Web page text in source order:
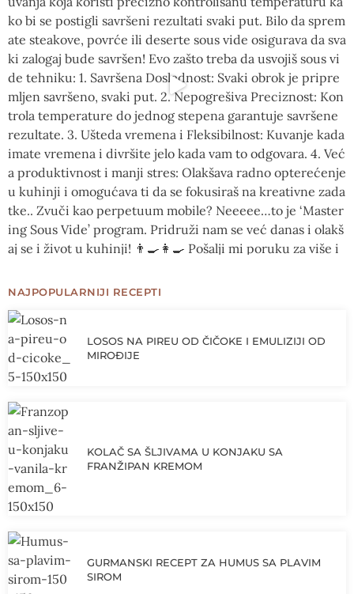
NAJPOPULARNIJI RECEPTI
LOSOS NA PIREU OD ČIČOKE I EMULIZIJI OD
MIROĐIJE
KOLAČ SA ŠLJIVAMA U KONJAKU SA
FRANŽIPAN KREMOM
GURMANSKI RECEPT ZA HUMUS SA PLAVIM
SIROM